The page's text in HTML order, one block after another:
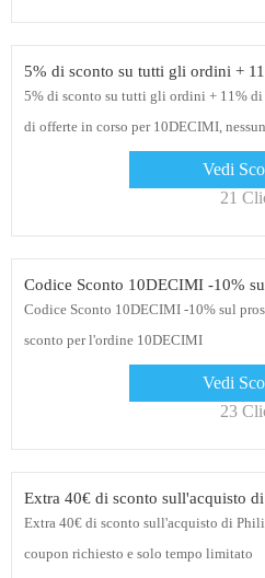
5% di sconto su tutti gli ordini +
5% di sconto su tutti gli ordini + 11% di
di offerte in corso per 10DECIMI,
Vedi
21
Codice Sconto 10DECIMI -10%
Codice Sconto 10DECIMI -10% sul
sconto per l'ordine 10DECIMI
Vedi
23
Extra 40€ di sconto sull'acquisto
Extra 40€ di sconto sull'acquisto di
coupon richiesto e solo tempo limitato